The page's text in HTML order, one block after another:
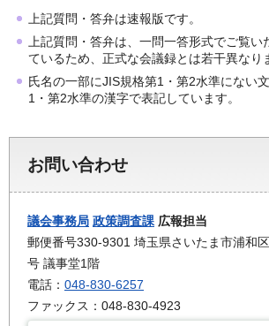
上記質問・答弁は速報版です。
上記質問・答弁は、一問一答形式でご覧い
ているため、正式な会議録とは若干異なり
氏名の一部にJIS規格第1・第2水準にない
1・第2水準の漢字で表記しています。
お問い合わせ
議会事務局 政策調査課 広報担当
郵便番号330-9301 埼玉県さいたま市浦和
号 議事堂1階
電話： 048-830-6257
ファックス：048-830-4923